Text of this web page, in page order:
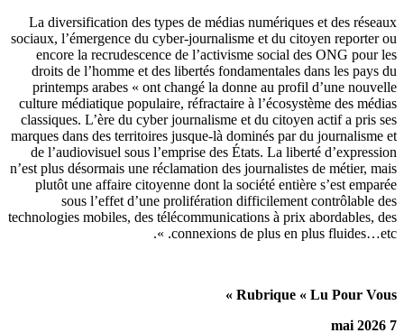
La diversification des types de médias numériques et des
sociaux, l’émergence du cyber-journalisme et du citoyen reporter
encore la recrudescence de l’activisme social des ONG pour
droits de l’homme et des libertés fondamentales dans les pays
printemps arabes « ont changé la donne au profil d’une
culture médiatique populaire, réfractaire à l’écosystème des
classiques. L’ère du cyber journalisme et du citoyen actif a pris
marques dans des territoires jusque-là dominés par du
de l’audiovisuel sous l’emprise des États. La liberté
n’est plus désormais une réclamation des journalistes de métier,
plutôt une affaire citoyenne dont la société entière s’est
sous l’effet d’une prolifération difficilement contrôlable
technologies mobiles, des télécommunications à prix abordables,
connexions de plus en plus
Rubrique « Lu Pour